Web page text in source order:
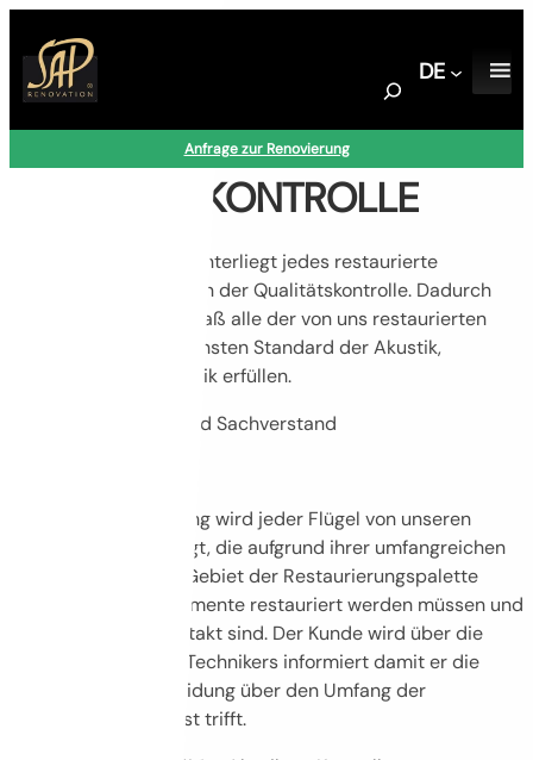
Inhalt
springen
S
r
DE
Anfrage zur Renovierung
QUALITÄTSKONTROLLE
Bei SAP Renovation unterliegt jedes restaurierte
Instrument drei Stufen der Qualitätskontrolle. Dadurch
wird sichergestellt, daß alle der von uns restaurierten
Instrumente den höchsten Standard der Akustik,
Mechanik und Ästhetik erfüllen.
Qualitätskontrolle und Sachverstand
Vor der Restaurierung wird jeder Flügel von unseren
Technikern besichtigt, die aufgrund ihrer umfangreichen
Erfahrung auf dem Gebiet der Restaurierungspalette
beraten, welche Elemente restauriert werden müssen und
welche Elemente intakt sind. Der Kunde wird über die
Empfehlungen des Technikers informiert damit er die
endgültige Entscheidung über den Umfang der
Restaurierung selbst trifft.